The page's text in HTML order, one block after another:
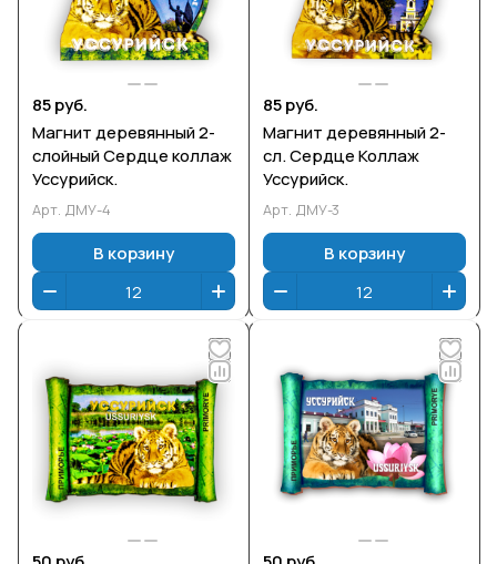
85 руб.
Магнит деревянный 2-
слойный Сердце коллаж
Уссурийск.
Арт. ДМУ-4
В корзину
85 руб.
Магнит деревянный 2-
сл. Сердце Коллаж
Уссурийск.
Арт. ДМУ-3
В корзину